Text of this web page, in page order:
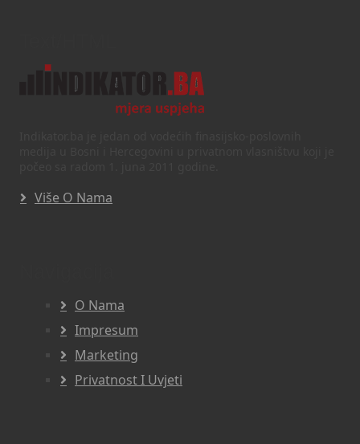
Više O Nama
O Nama
Impresum
Marketing
Privatnost I Uvjeti